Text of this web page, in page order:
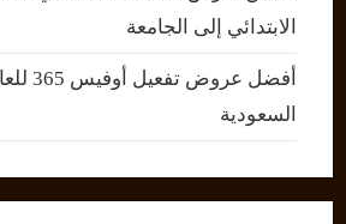
الابتدائي إلى الجامعة
أفضل
السعودية